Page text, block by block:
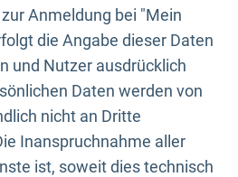
Anmeldung bei "Mein
die Angabe dieser Daten
und Nutzer ausdrücklich
Daten werden von
nicht an Dritte
Inanspruchnahme aller
ist, soweit dies technisch